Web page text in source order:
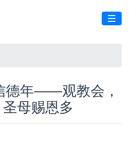
德年——观教会，
母赐恩多